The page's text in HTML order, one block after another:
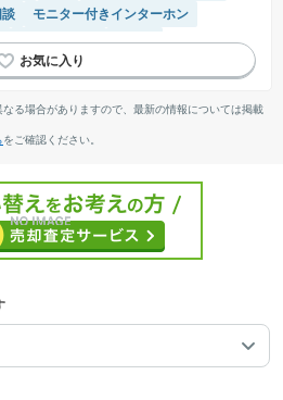
モニター付きインターホン
宅配ボックス 食洗機
る場合がありますので、最新の情報については掲載
をご確認ください。